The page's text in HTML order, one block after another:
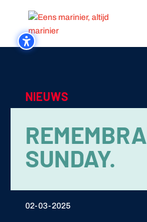
NIEUWS
SUNDAY.
02-03-2025